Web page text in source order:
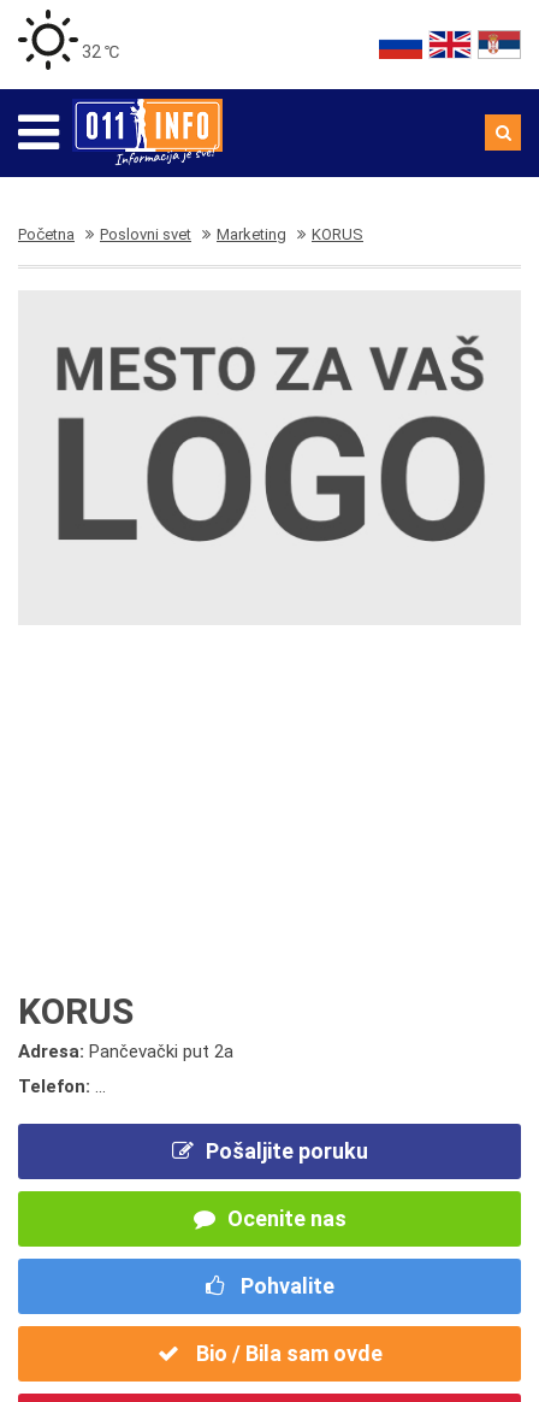
32 ℃
Početna Poslovni svet Marketing KORUS
KORUS
Adresa: Pančevački put 2a
Telefon: ...
Pošaljite poruku
Ocenite nas
Pohvalite
Bio / Bila sam ovde